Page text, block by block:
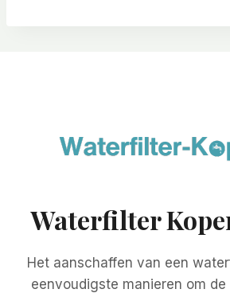
Waterfilter
Het aanschaffen van een
eenvoudigste manieren om